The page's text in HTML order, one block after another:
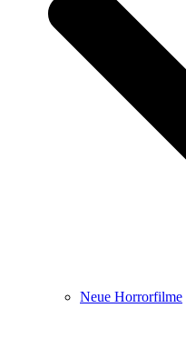
Neue Horrorfilme